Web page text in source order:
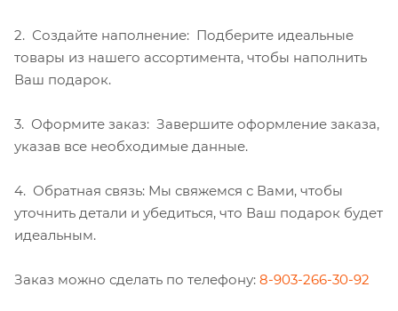
2. Создайте наполнение: Подберите идеальные
товары из нашего ассортимента, чтобы наполнить
Ваш подарок.
3. Оформите заказ: Завершите оформление заказа,
указав все необходимые данные.
4. Обратная связь: Мы свяжемся с Вами, чтобы
уточнить детали и убедиться, что Ваш подарок будет
идеальным.
Заказ можно сделать по телефону: 8-903-266-30-92